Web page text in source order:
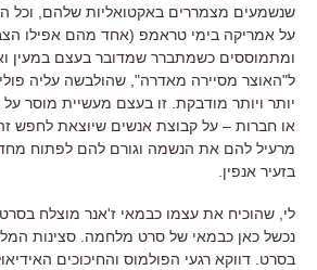
שנשמעים מצמררים באקטואליות שלהם
וכל
על אמריקה בימי טראמפ (אחד מהם אפילו
ומתמוססים כשמתברר שמדובר בעצם במעין
ל"האוצר מסיירה מאדרה", שהולבשה עליה
יותר ויותר מודבקת. זו בעצם מעשיית מוסר
או חברות – על קבוצת אנשים שיוצאת לחפש
מרעיל להם את הנשמה וגורם להם לפתוח
בזעיר אנפין
לי שהוכיח את עצמו כבמאי ז'אנר מוצלח
נכשל כאן כבמאי של סרט מלחמה סצינות
בסרט דווקא רגעי הפולמוס והחיכוכים